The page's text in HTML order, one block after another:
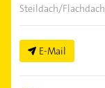
Steildach/
E-Mail